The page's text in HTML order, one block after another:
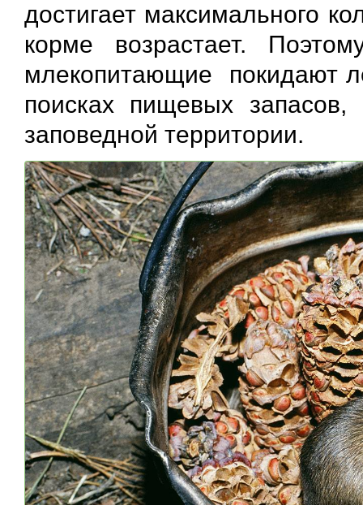
достигает максимального
корме возрастает.
млекопитающие покидают
поисках пищевых
заповедной территории.